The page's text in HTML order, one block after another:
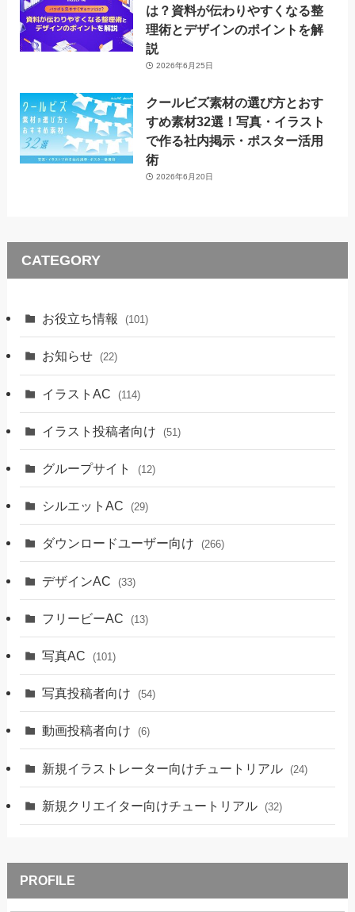
は？資料が伝わりやすくなる整
理術とデザインのポイントを解
説
2026年6月25日
クールビズ素材の選び方とおす
すめ素材32選！写真・イラスト
で作る社内掲示・ポスター活用
術
2026年6月20日
CATEGORY
お役立ち情報 (101)
お知らせ (22)
イラストAC (114)
イラスト投稿者向け (51)
グループサイト (12)
シルエットAC (29)
ダウンロードユーザー向け (266)
デザインAC (33)
フリービーAC (13)
写真AC (101)
写真投稿者向け (54)
動画投稿者向け (6)
新規イラストレーター向けチュートリアル (24)
新規クリエイター向けチュートリアル (32)